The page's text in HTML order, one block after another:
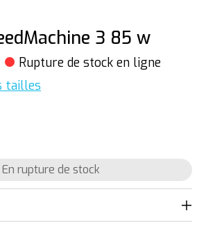
3 85 w
Rupture de stock en ligne
tailles
En rupture de stock